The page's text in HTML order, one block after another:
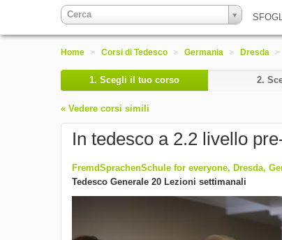
Cerca
Home > Corsi di Tedesco > Germania > Dresda >
1. Scegli il tuo corso 2.
« Vedere corsi simili
In tedesco a 2.2 livello
FremdSprachenSchule for everyone, Dresda,
Tedesco Generale 20 Lezioni settimanali